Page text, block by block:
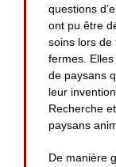
questions
ont pu être
soins lors de
fermes.
de paysans
leur
Recherche
paysans
De manière